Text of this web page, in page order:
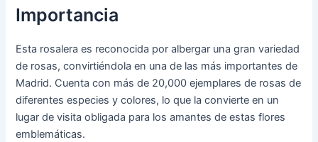
Importancia
Esta rosalera es reconocida por albergar una gran variedad
de rosas, convirtiéndola en una de las más importantes de
Madrid. Cuenta con más de 20,000 ejemplares de rosas de
diferentes especies y colores, lo que la convierte en un
lugar de visita obligada para los amantes de estas flores
emblemáticas.